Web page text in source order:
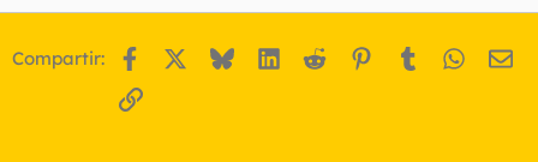
Compartir: Facebook BlueskyLinkedIn
Reddit Pinterest
Tumblr
Enlace